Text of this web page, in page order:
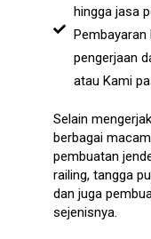
hingga jasa
Pembayaran
pengerjaan
atau Kami
Selain
berbagai
pembuatan
railing, tangga
dan juga
sejenisnya.